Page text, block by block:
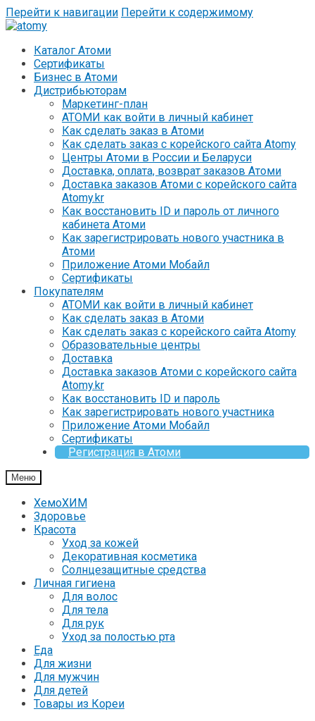
Перейти к навигации Перейти к содержимому
Каталог Атоми
Сертификаты
Бизнес в Атоми
Дистрибьюторам
Маркетинг-план
АТОМИ как войти в личный кабинет
Как сделать заказ в Атоми
Как сделать заказ с корейского сайта Atomy
Центры Атоми в России и Беларуси
Доставка, оплата, возврат заказов Атоми
Доставка заказов Атоми с корейского сайта
Atomy.kr
Как восстановить ID и пароль от личного
кабинета Атоми
Как зарегистрировать нового участника в
Атоми
Приложение Атоми Мобайл
Сертификаты
Покупателям
АТОМИ как войти в личный кабинет
Как сделать заказ в Атоми
Как сделать заказ с корейского сайта Atomy
Образовательные центры
Доставка
Доставка заказов Атоми с корейского сайта
Atomy.kr
Как восстановить ID и пароль
Как зарегистрировать нового участника
Приложение Атоми Мобайл
Сертификаты
Регистрация в Атоми
Меню
ХемоХИМ
Здоровье
Красота
Уход за кожей
Декоративная косметика
Солнцезащитные средства
Личная гигиена
Для волос
Для тела
Для рук
Уход за полостью рта
Еда
Для жизни
Для мужчин
Для детей
Товары из Кореи